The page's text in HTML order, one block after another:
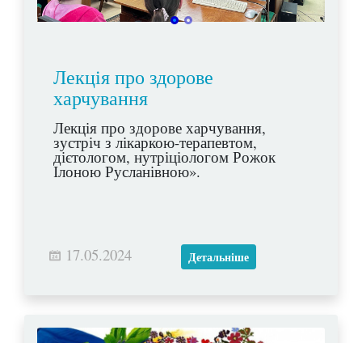
Лекція про здорове
харчування
Лекція про здорове харчування,
зустріч з лікаркою-терапевтом,
дієтологом, нутріціологом Рожок
Ілоною Русланівною».
17.05.2024 Детальніше